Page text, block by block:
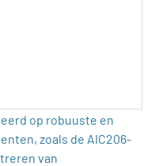
op robuuste en
zoals de AIC206-
van